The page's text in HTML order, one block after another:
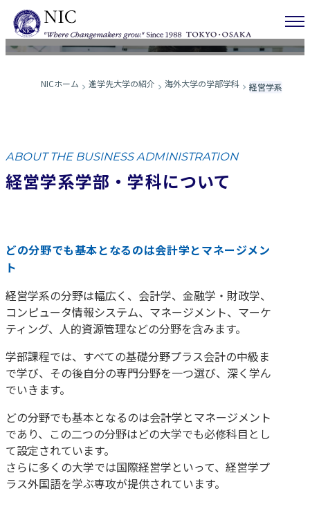
経営学
NICホーム 進学先大学の紹介 海外大学の学部学科 経営学系
ABOUT THE BUSINESS ADMINISTRATION
経営学系学部・学科について
どの分野でも基本となるのは会計学とマネージメン
ト
経営学系の分野は幅広く、会計学、金融学・財政学、
コンピュータ情報システム、マネージメント、マーケ
ティング、人的資源管理などの分野を含みます。
学部課程では、すべての基礎分野プラス会計の中級ま
で学び、その後自分の専門分野を一つ選び、深く学ん
でいきます。
どの分野でも基本となるのは会計学とマネージメント
であり、この二つの分野はどの大学でも必修科目とし
て設定されています。
さらに多くの大学では国際経営学といって、経営学プ
ラス外国語を学ぶ専攻が提供されています。